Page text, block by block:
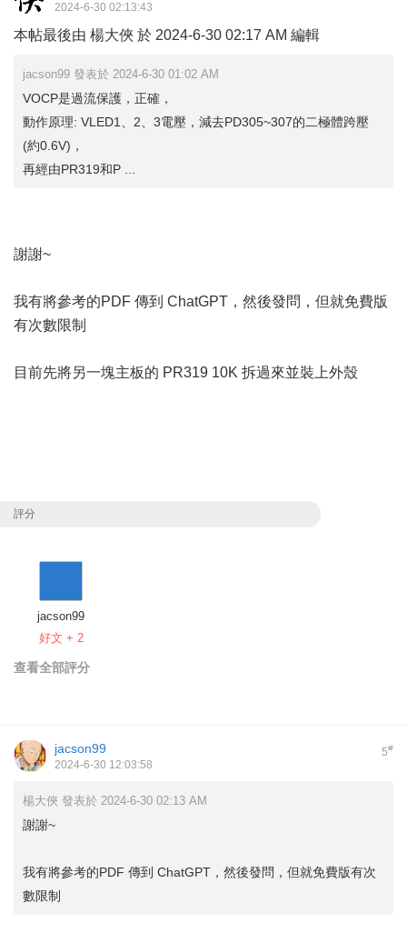
2024-6-30 02:13:43
本帖最後由 楊大俠 於 2024-6-30 02:17 AM 編輯
jacson99 發表於 2024-6-30 01:02 AM
VOCP是過流保護，正確，
動作原理: VLED1、2、3電壓，減去PD305~307的二極體跨壓
(約0.6V)，
再經由PR319和P ...
謝謝~
我有將參考的PDF 傳到 ChatGPT，然後發問，但就免費版
有次數限制
目前先將另一塊主板的 PR319 10K 拆過來並裝上外殼
評分
jacson99
好文 + 2
查看全部評分
5#
jacson99
2024-6-30 12:03:58
楊大俠 發表於 2024-6-30 02:13 AM
謝謝~
我有將參考的PDF 傳到 ChatGPT，然後發問，但就免費版有次
數限制